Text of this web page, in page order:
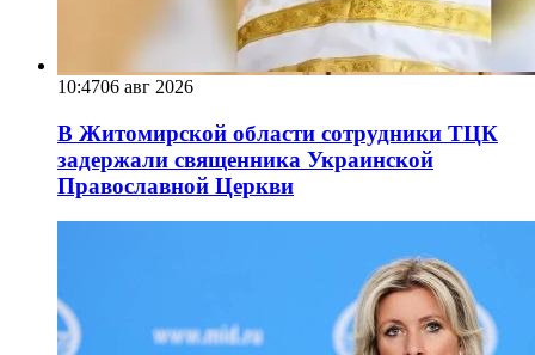
10:4706 авг 2026
В Житомирской области сотрудники ТЦК
задержали священника Украинской
Православной Церкви